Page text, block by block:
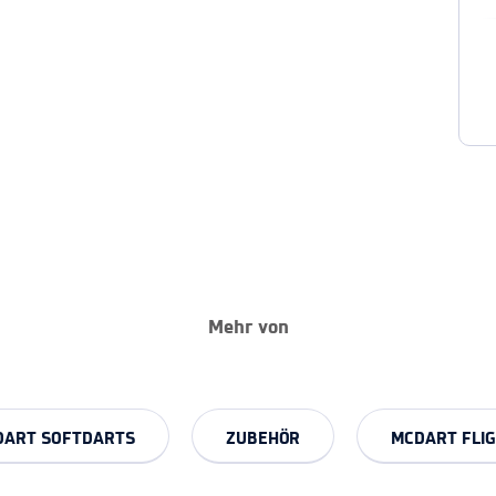
Mehr von
SOFTDARTS ZUBEHÖR MCDART